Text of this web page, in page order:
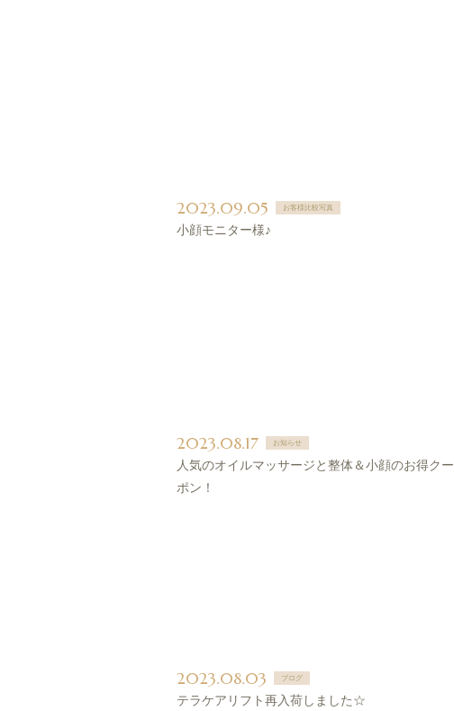
2023.09.05 お客様比較写真
小顔モニター様♪
2023.08.17 お知らせ
人気のオイルマッサージと整体＆小顔のお得クー
ポン！
2023.08.03 ブログ
テラケアリフト再入荷しました☆